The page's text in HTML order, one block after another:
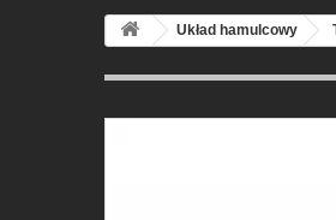
Układ hamulcowy